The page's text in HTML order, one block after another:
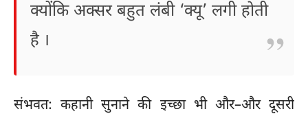
क्योंकि अक्सर बहुत लंबी ‘क्यू’ लगी होती
है ।
संभवत: कहानी सुनाने की इच्छा भी और–और दूसरी